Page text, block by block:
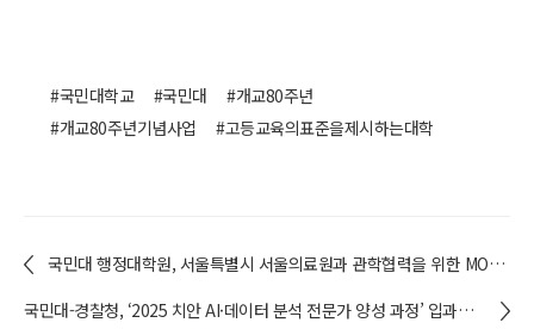
#국민대학교 #국민대
#개교80주년
#개교80주년기념사업
#고등교육의표준을제시하는대학
국민대 행정대학원, 서울특별시 서울의료원과 관학협력을 위한 MOU 체결
국민대-경찰청, ‘2025 치안 AI·데이터 분석 전문가 양성 과정’ 입과식 개최